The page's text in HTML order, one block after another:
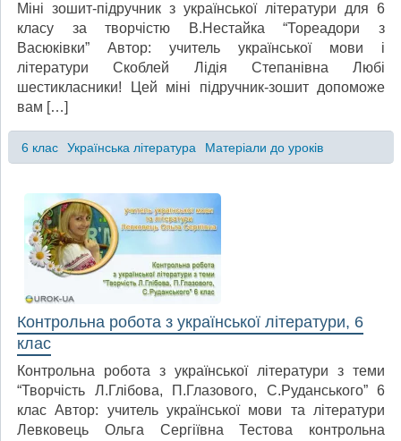
Міні зошит-підручник з української літератури для 6
класу за творчістю В.Нестайка “Тореадори з
Васюківки” Автор: учитель української мови і
літератури Скоблей Лідія Степанівна Любі
шестикласники! Цей міні підручник-зошит допоможе
вам […]
6 клас Українська література Матеріали до уроків
Контрольна робота з української літератури, 6
клас
Контрольна робота з української літератури з теми
“Творчість Л.Глібова, П.Глазового, С.Руданського” 6
клас Автор: учитель української мови та літератури
Левковець Ольга Сергіївна Тестова контрольна